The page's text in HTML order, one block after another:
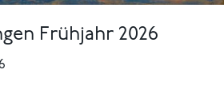
Frühjahr 2026